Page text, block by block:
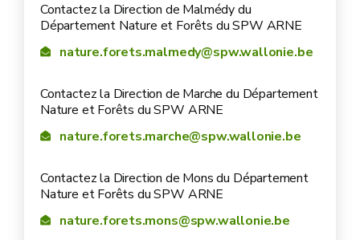
Contactez la Direction de Malmédy du
Département Nature et Forêts du SPW ARNE
nature.forets.malmedy@spw.wallonie.be
Contactez la Direction de Marche du Département
Nature et Forêts du SPW ARNE
nature.forets.marche@spw.wallonie.be
Contactez la Direction de Mons du Département
Nature et Forêts du SPW ARNE
nature.forets.mons@spw.wallonie.be